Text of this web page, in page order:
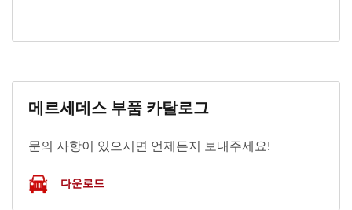
메르세데스 부품 카탈로그
문의 사항이 있으시면 언제든지 보내주세요!
다운로드